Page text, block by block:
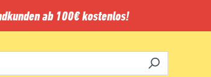
ab 100€ kostenlos!